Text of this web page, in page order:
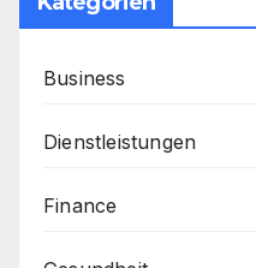
Business
Dienstleistungen
Finance